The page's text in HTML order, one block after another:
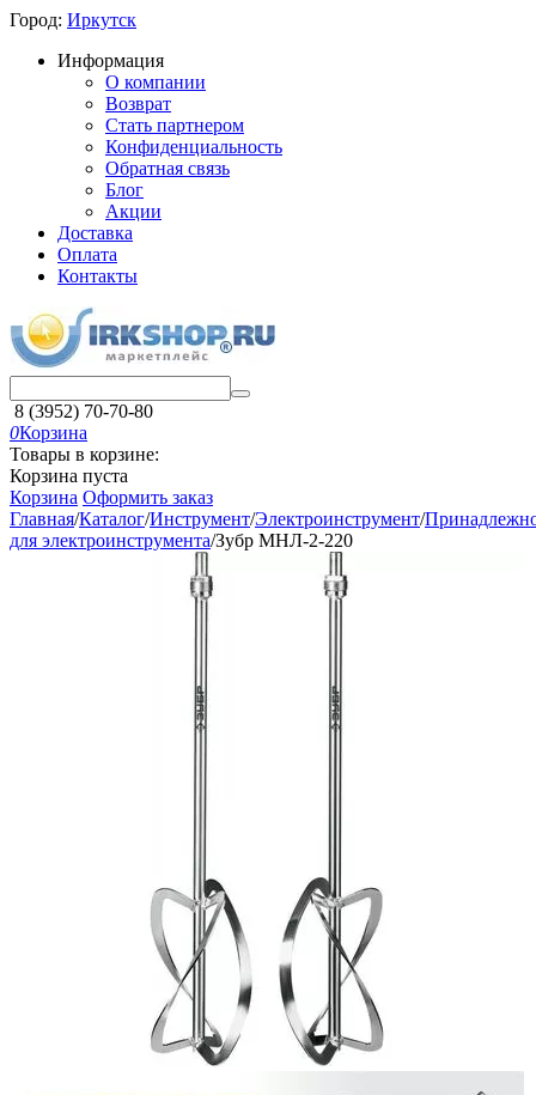
Город: Иркутск
Информация
О компании
Возврат
Стать партнером
Конфиденциальность
Обратная связь
Блог
Акции
Доставка
Оплата
Контакты
8 (3952) 70-70-80
0Корзина
Товары в корзине:
Корзина пуста
Корзина Оформить заказ
Главная/Каталог/Инструмент/Электроинструмент/
для электроинструмента/Зубр МНЛ-2-220